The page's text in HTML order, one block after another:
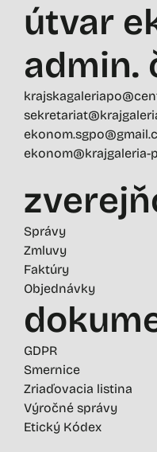
útvar
admin.
ekonom@krajgaleria-
Správy
Zmluvy
Faktúry
Objednávky
GDPR
Smernice
Zriaďovacia listina
Výročné správy
Etický Kódex